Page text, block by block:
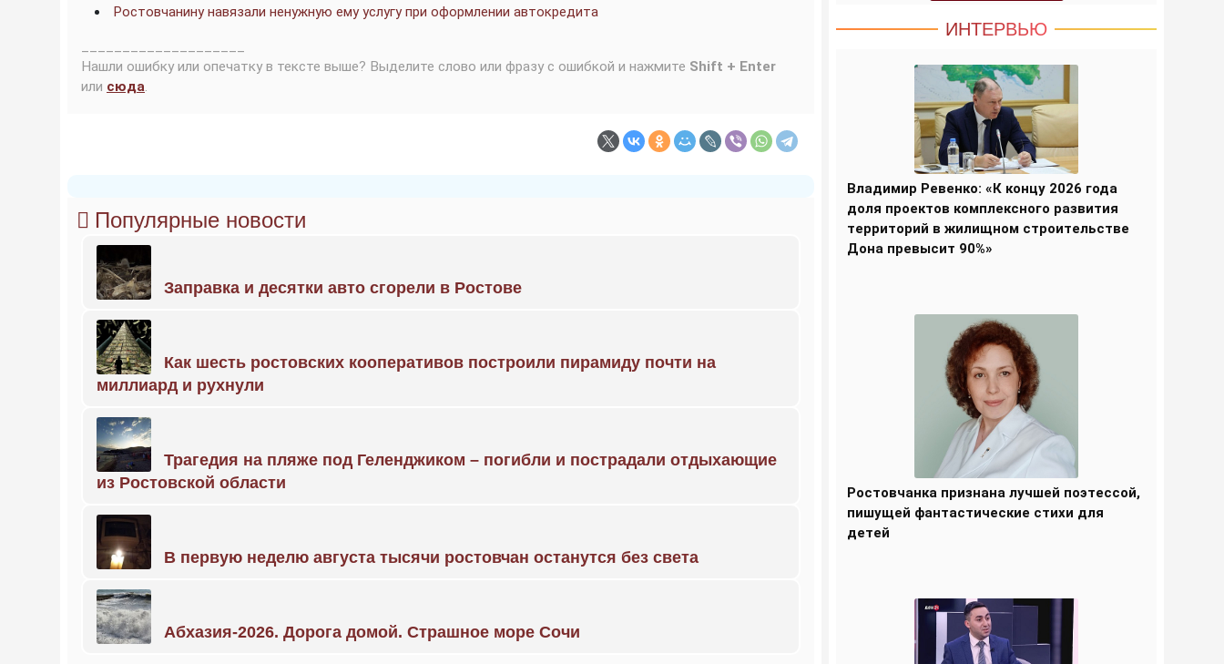
Ростовчанину навязали ненужную ему услугу при оформлении автокредита
Нашли ошибку или опечатку в тексте выше? Выделите слово или фразу с ошибкой и нажмите Shift + Enter
или сюда.
Популярные новости
Заправка и десятки авто сгорели в Ростове
Как шесть ростовских кооперативов построили пирамиду почти на
миллиард и рухнули
Трагедия на пляже под Геленджиком – погибли и пострадали отдыхающие
из Ростовской области
В первую неделю августа тысячи ростовчан останутся без света
Абхазия-2026. Дорога домой. Страшное море Сочи
ИНТЕРВЬЮ
Владимир Ревенко: «К концу 2026 года
доля проектов комплексного развития
территорий в жилищном строительстве
Дона превысит 90%»
Ростовчанка признана лучшей поэтессой,
пишущей фантастические стихи для
детей